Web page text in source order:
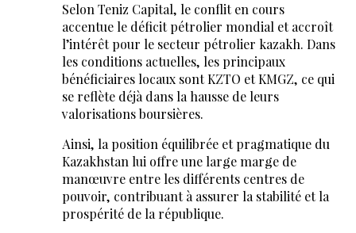
Selon Teniz Capital, le conflit en cours
accentue le déficit pétrolier mondial et accroît
l’intérêt pour le secteur pétrolier kazakh. Dans
les conditions actuelles, les principaux
bénéficiaires locaux sont KZTO et KMGZ, ce qui
se reflète déjà dans la hausse de leurs
valorisations boursières.
Ainsi, la position équilibrée et pragmatique du
Kazakhstan lui offre une large marge de
manœuvre entre les différents centres de
pouvoir, contribuant à assurer la stabilité et la
prospérité de la république.